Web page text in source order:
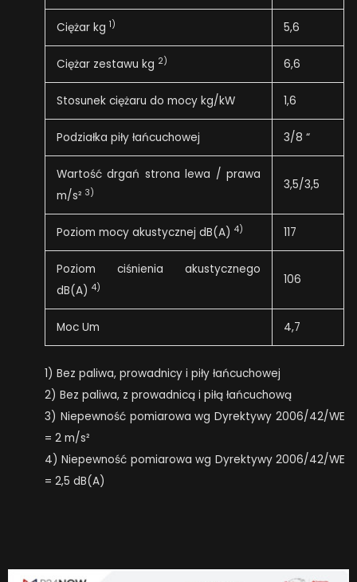
Ciężar kg 1) 5,6
Ciężar zestawu kg 2) 6,6
Stosunek ciężaru do mocy kg/kW 1,6
Podziałka piły łańcuchowej 3/8 “
Wartość drgań strona lewa / prawa
m/s² 3)
3,5/3,5
Poziom mocy akustycznej dB(A) 4) 117
Poziom ciśnienia akustycznego
dB(A) 4)
106
Moc Um 4,7
1) Bez paliwa, prowadnicy i piły łańcuchowej
2) Bez paliwa, z prowadnicą i piłą łańcuchową
3) Niepewność pomiarowa wg Dyrektywy 2006/42/WE
= 2 m/s²
4) Niepewność pomiarowa wg Dyrektywy 2006/42/WE
= 2,5 dB(A)